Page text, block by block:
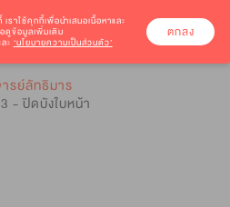
รย์ลัทธิมาร
- ปิดบังใบหน้า
เราใช้คุกกี้เพื่อนำเสนอเนื้อหาและ
ดูข้อมูลเพิ่มเติม
ะ ‘นโยบายความเป็นส่วนตัว’
ตกลง